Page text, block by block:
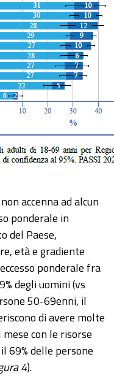
accenna ad alcun
ponderale in
del Paese,
età e gradiente
ponderale fra
degli uomini (vs
50-69enni, il
di avere molte
con le risorse
69% delle persone
4).